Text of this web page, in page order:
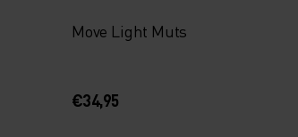
Move Light Muts
€34,95